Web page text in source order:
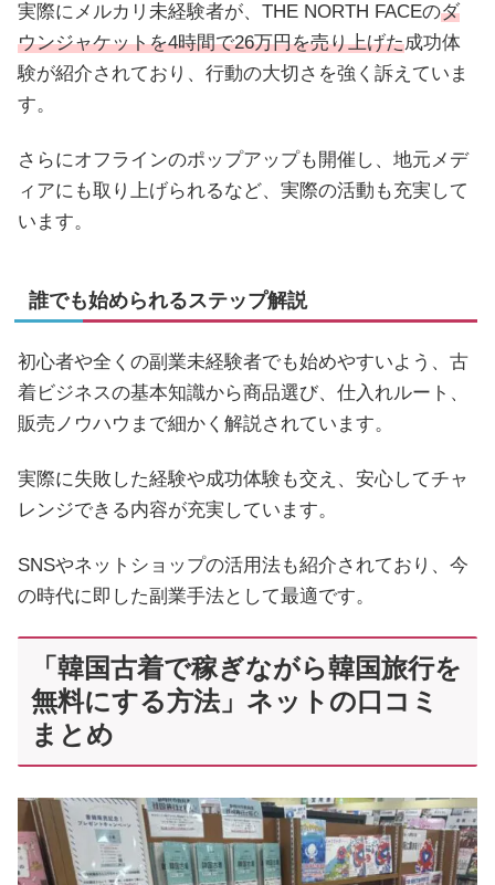
実際にメルカリ未経験者が、THE NORTH FACEのダ
ウンジャケットを4時間で26万円を売り上げた成功体
験が紹介されており、行動の大切さを強く訴えていま
す。
さらにオフラインのポップアップも開催し、地元メデ
ィアにも取り上げられるなど、実際の活動も充実して
います。
誰でも始められるステップ解説
初心者や全くの副業未経験者でも始めやすいよう、古
着ビジネスの基本知識から商品選び、仕入れルート、
販売ノウハウまで細かく解説されています。
実際に失敗した経験や成功体験も交え、安心してチャ
レンジできる内容が充実しています。
SNSやネットショップの活用法も紹介されており、今
の時代に即した副業手法として最適です。
「韓国古着で稼ぎながら韓国旅行を
無料にする方法」ネットの口コミ
まとめ